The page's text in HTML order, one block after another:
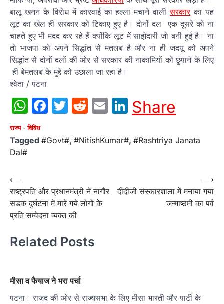
बालू खनन के विरोध में कारवाई का हल्ला मचाने वालीसरकारका यह
लूट का खेल ही सरकार को टिकाए हुए है। दोनों दल एक दूसरे को ना
चाहते हुए भी मदद कर रहे हैं क्योंकि लूट में साझेदारी जो बनी हुई है। ना
तो भाजपा को अपने सिद्धांत से मतलब है और ना ही जदयू को अपने
सिद्धांत से दोनों दलों की ओर से सरकार की नाकामियों को छुपाने के लिए
ही बेमतलब के मुद्दे को उछाला जा रहा है।
श्वेता / पटना
WhatsApp
Facebook
Twitter
Reddit
EmailLinkedIn
Share
राज्य विविध
Tagged #Govt#, #NitishKumar#, #Rashtriya Janata
Dal#
Post
navigation
⟵
राष्‍ट्रपति और प्रधानमंत्री ने नागौर
सडक दुर्घटना में मारे गये लोगों के
प्रति सम्‍वेदना व्‍यक्‍त की
दीदीजी संस्कारशाला में मनाया गया
जन्माष्ठमी का पर्व
⟶
Related Posts
मीसा व फैयाज ने भरा पर्चा
पटना। राजद की ओर से राज्यसभा के लिए मीसा भारती और पार्टी के